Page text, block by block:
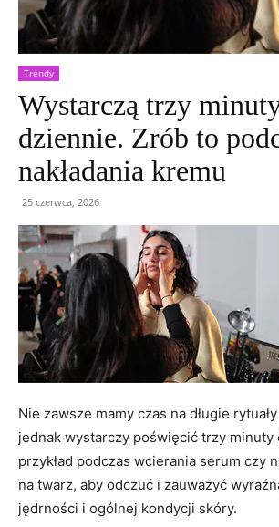
Trendy
Wystarczą trzy
dziennie. Zrób to
nakładania kremu
25 czerwca, 2026
Nie zawsze mamy czas na długie
jednak wystarczy poświęcić trzy minuty
przykład podczas wcierania serum czy
na twarz, aby odczuć i zauważyć
jędrności i ogólnej kondycji skóry.